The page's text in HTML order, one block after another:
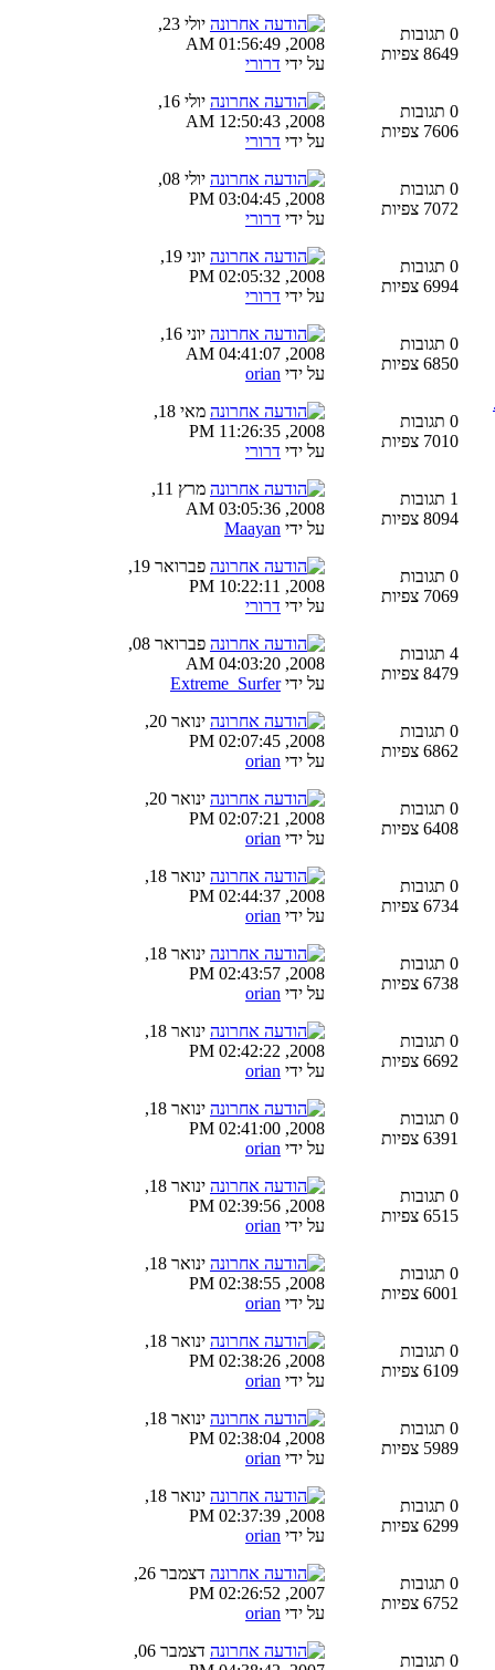
0 תגובות
8649 צפיות
יולי 23,
2008, 01:56:49 AM
על ידי דרורי
0 תגובות
7606 צפיות
יולי 16,
2008, 12:50:43 AM
על ידי דרורי
0 תגובות
7072 צפיות
יולי 08,
2008, 03:04:45 PM
על ידי דרורי
0 תגובות
6994 צפיות
יוני 19,
2008, 02:05:32 PM
על ידי דרורי
0 תגובות
6850 צפיות
יוני 16,
2008, 04:41:07 AM
על ידי orian
0 תגובות
7010 צפיות
מאי 18,
2008, 11:26:35 PM
על ידי דרורי
1 תגובות
8094 צפיות
מרץ 11,
2008, 03:05:36 AM
על ידי Maayan
0 תגובות
7069 צפיות
פברואר 19,
2008, 10:22:11 PM
על ידי דרורי
4 תגובות
8479 צפיות
פברואר 08,
2008, 04:03:20 AM
על ידיExtreme_Surfer
0 תגובות
6862 צפיות
ינואר 20,
2008, 02:07:45 PM
על ידי orian
0 תגובות
6408 צפיות
ינואר 20,
2008, 02:07:21 PM
על ידי orian
0 תגובות
6734 צפיות
ינואר 18,
2008, 02:44:37 PM
על ידי orian
0 תגובות
6738 צפיות
ינואר 18,
2008, 02:43:57 PM
על ידי orian
0 תגובות
6692 צפיות
ינואר 18,
2008, 02:42:22 PM
על ידי orian
0 תגובות
6391 צפיות
ינואר 18,
2008, 02:41:00 PM
על ידי orian
0 תגובות
6515 צפיות
ינואר 18,
2008, 02:39:56 PM
על ידי orian
0 תגובות
6001 צפיות
ינואר 18,
2008, 02:38:55 PM
על ידי orian
0 תגובות
6109 צפיות
ינואר 18,
2008, 02:38:26 PM
על ידי orian
0 תגובות
5989 צפיות
ינואר 18,
2008, 02:38:04 PM
על ידי orian
0 תגובות
6299 צפיות
ינואר 18,
2008, 02:37:39 PM
על ידי orian
0 תגובות
6752 צפיות
דצמבר 26,
2007, 02:26:52 PM
על ידי orian
0 תגובות
דצמבר 06,